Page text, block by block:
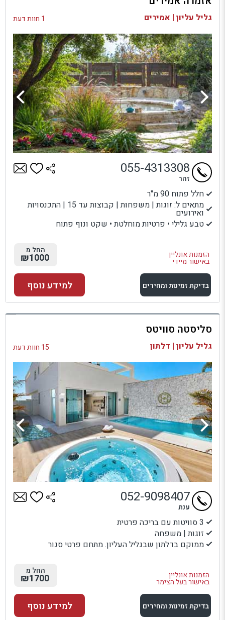
בדיקת זמינות ומחירים
גליל עליון | אמירים 1 חוות דעת
חלל פתוח 90 מ"ר
מתאים ל: זוגות | משפחות | קבוצות עד 15 | התכנסויות
ואירועים
טבע גלילי • פרטיות מוחלטת • שקט ונוף פתוח
הזמנות אונליין
באישור מיידי
055-4313308
זהר
החל מ
₪1000
בדיקת זמינות ומחירים
למתחם זה
בדיקת זמינות ומחירים
למידע נוסף
סליסטה סוויטס
גליל עליון | דלתון 15 חוות דעת
3 סוויטות עם בריכה פרטית
זוגות | משפחה
ממוקם בדלתון שבגליל העליון. מתחם פרטי סגור
הזמנות אונליין
באישור בעל הצימר
052-9098407
ענת
החל מ
₪1700
בדיקת זמינות ומחירים למידע נוסף